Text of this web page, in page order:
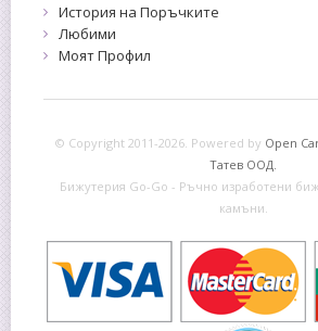
История на Поръчките
Любими
Моят Профил
© Copyright 2011-2026. Powered by Open
Татев ООД.
Бижутерия Go-Go - Ръчно изработени
камъни.